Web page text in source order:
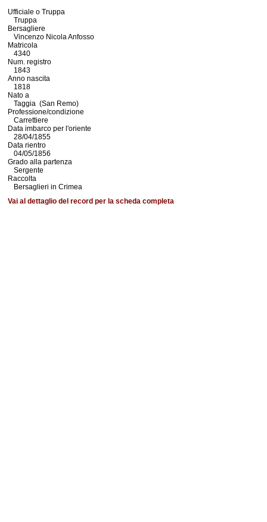
Ufficiale o Truppa
Truppa
Bersagliere
Vincenzo Nicola Anfosso
Matricola
4340
Num. registro
1843
Anno nascita
1818
Nato a
Taggia (San Remo)
Professione/condizione
Carrettiere
Data imbarco per l'oriente
28/04/1855
Data rientro
04/05/1856
Grado alla partenza
Sergente
Raccolta
Bersaglieri in Crimea
Vai al dettaglio del record per la scheda completa